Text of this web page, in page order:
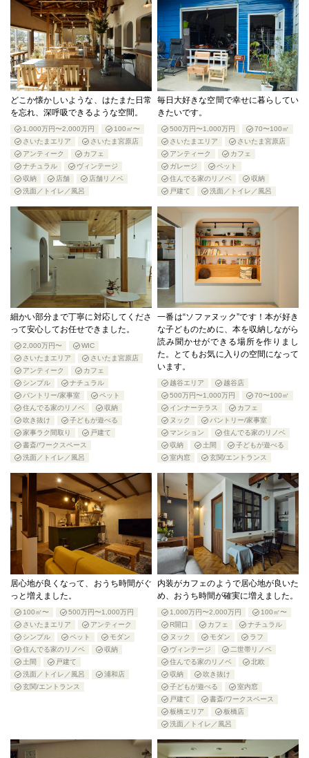
どこか懐かしいような、はたまた日常
を忘れ、深呼吸できるような空間。
1,000万円〜2,000万円
100㎡〜
さいたまエリア
さいたま宮原店
アンティーク
カフェ
ナチュラル
ヴィンテージ
収納
店舗
店舗リノベ
洗面／トイレ／風呂
毎日大好きな空間で幸せに暮らしてい
きたいです。
500万円〜1,000万円
70〜100㎡
さいたまエリア
さいたま宮原店
アンティーク
カフェ
ガレージ
ペット
住んでる家のリノベ
収納
戸建て
洗面／トイレ／風呂
細かい部分まで丁寧に対応してくださ
って安心してお任せできました。
2,000万円〜
WIC
さいたまエリア
さいたま宮原店
アンティーク
カフェ
シンプル
ナチュラル
パントリー/家事室
ペット
住んでる家のリノベ
収納
吹き抜け
子どもが遊べる
家事ラク間取り
戸建て
書斎/ワークスペース
洗面／トイレ／風呂
一番は“ソファヌック”です！本が好き
な子どものために、本を収納しながら
読み聞かせができる場所を作りまし
た。とてもお気に入りの空間になって
います。
越谷エリア
越谷店
500万円〜1,000万円
70〜100㎡
インナーテラス
カフェ
ヌック
パントリー/家事室
マンション
住んでる家のリノベ
収納
土間
子どもが遊べる
室内窓
玄関/エントランス
居心地が良くなって、おうち時間がぐ
っと増えました。
100㎡〜
500万円〜1,000万円
さいたまエリア
アンティーク
シンプル
ペット
モダン
住んでる家のリノベ
収納
土間
戸建て
洗面／トイレ／風呂
浦和店
玄関/エントランス
内装がカフェのようで居心地が良いた
め、おうち時間が確実に増えました。
1,000万円〜2,000万円
100㎡〜
R開口
カフェ
ナチュラル
ヌック
モダン
ラフ
ヴィンテージ
二世帯リノベ
住んでる家のリノベ
北欧
収納
吹き抜け
子どもが遊べる
室内窓
戸建て
書斎/ワークスペース
板橋エリア
板橋店
洗面／トイレ／風呂